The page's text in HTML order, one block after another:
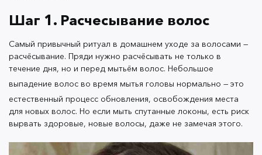
не повреждаются, и при этом не составит труда
Шаг 2. Пилинг для кожи головы
Очень важная ступень — глубокое очищение кожи
головы. Многие пропускают этот этап, и очень зря.
шаг к красивым и здоровым волосам.
Шаг 1. Расчесывание волос
Самый привычный ритуал в домашнем уходе за волосами —
расчёсывание. Пряди нужно расчёсывать не только в
течение дня, но и перед мытьём волос. Небольшое
выпадение волос во время мытья головы нормально — это
естественный процесс обновления, освобождения места
для новых волос. Но если мыть спутанные локоны, есть риск
вырвать здоровые, новые волосы, даже не замечая этого.